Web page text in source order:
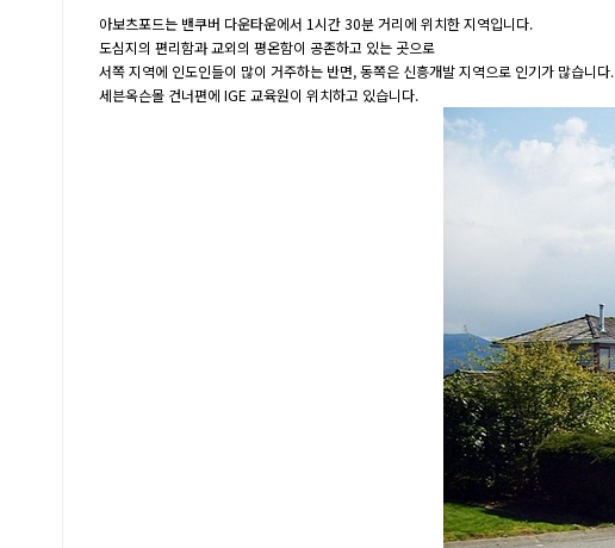
아보츠포드는 밴쿠버 다운타운에서 1시간 30분 거리에 위치한 지역입니다.
도심지의 편리함과 교외의 평온함이 공존하고 있는 곳으로
서쪽 지역에 인도인들이 많이 거주하는 반면, 동쪽은 신흥개발 지역으로 인기가 많습니다.
세븐옥슨몰 건너편에 IGE 교육원이 위치하고 있습니다.